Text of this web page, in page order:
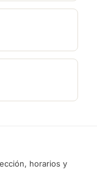
horarios y